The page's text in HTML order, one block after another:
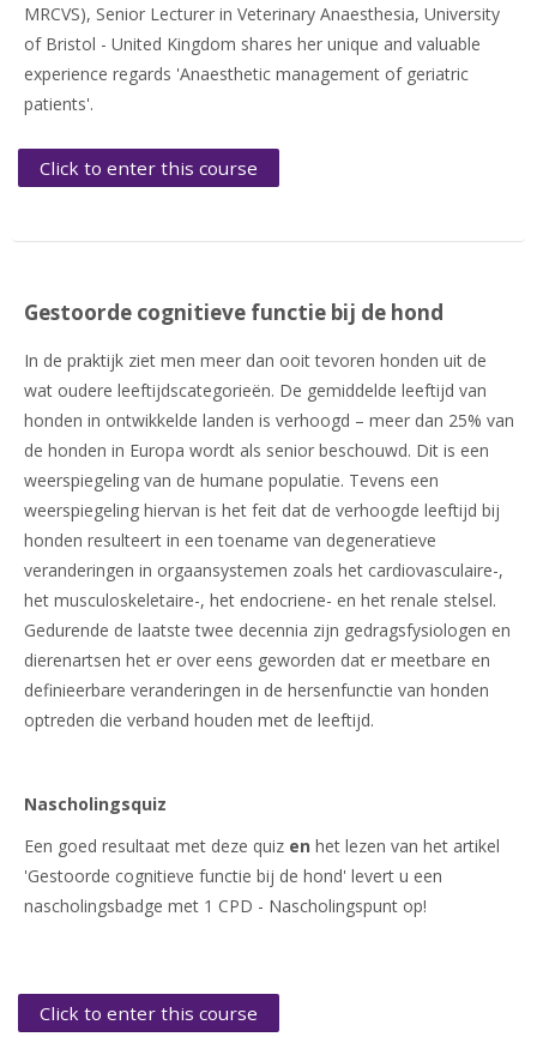
MRCVS), Senior Lecturer in Veterinary Anaesthesia, University
of Bristol - United Kingdom shares her unique and valuable
experience regards 'Anaesthetic management of geriatric
patients'.
Click to enter this course
Gestoorde cognitieve functie bij de hond
In de praktijk ziet men meer dan ooit tevoren honden uit de
wat oudere leeftijdscategorieën. De gemiddelde leeftijd van
honden in ontwikkelde landen is verhoogd – meer dan 25% van
de honden in Europa wordt als senior beschouwd. Dit is een
weerspiegeling van de humane populatie. Tevens een
weerspiegeling hiervan is het feit dat de verhoogde leeftijd bij
honden resulteert in een toename van degeneratieve
veranderingen in orgaansystemen zoals het cardiovasculaire-,
het musculoskeletaire-, het endocriene- en het renale stelsel.
Gedurende de laatste twee decennia zijn gedragsfysiologen en
dierenartsen het er over eens geworden dat er meetbare en
definieerbare veranderingen in de hersenfunctie van honden
optreden die verband houden met de leeftijd.
Nascholingsquiz
Een goed resultaat met deze quiz en het lezen van het artikel
'Gestoorde cognitieve functie bij de hond' levert u een
nascholingsbadge met 1 CPD - Nascholingspunt op!
Click to enter this course